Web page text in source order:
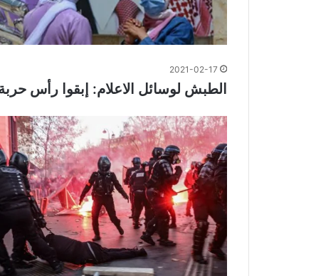
2021-02-17
الطبش لوسائل الاعلام: إبقوا رأس